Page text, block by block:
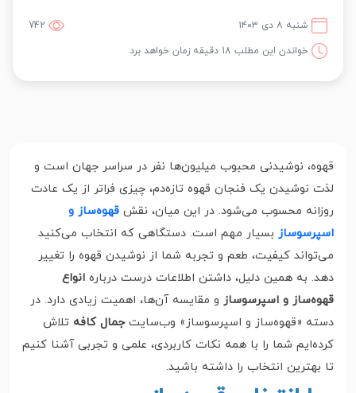
شنبه ۸ دی ۱۴۰۳
742
خواندن این مطلب 18 دقیقه زمان خواهد برد
قهوه، نوشیدنی محبوب میلیون‌ها نفر در سراسر جهان است و
لذت نوشیدن یک فنجان قهوه تازه‌دم، چیزی فراتر از یک عادت
روزانه محسوب می‌شود. در این میان، نقش قهوه‌ساز و
اسپرسوساز بسیار مهم است. دستگاهی که انتخاب می‌کنید
می‌تواند کیفیت، طعم و تجربه شما از نوشیدن قهوه را تغییر
دهد. به همین دلیل، داشتن اطلاعات درست درباره انواع
قهوه‌ساز و اسپرسوساز و مقایسه آن‌ها، اهمیت زیادی دارد. در
دسته «قهوه‌ساز و اسپرسوساز» وب‌سایتجمال کافه تلاش
کرده‌ایم شما را با همه نکات کاربردی، علمی و تجربی آشنا کنیم
تا بهترین انتخاب را داشته باشید.